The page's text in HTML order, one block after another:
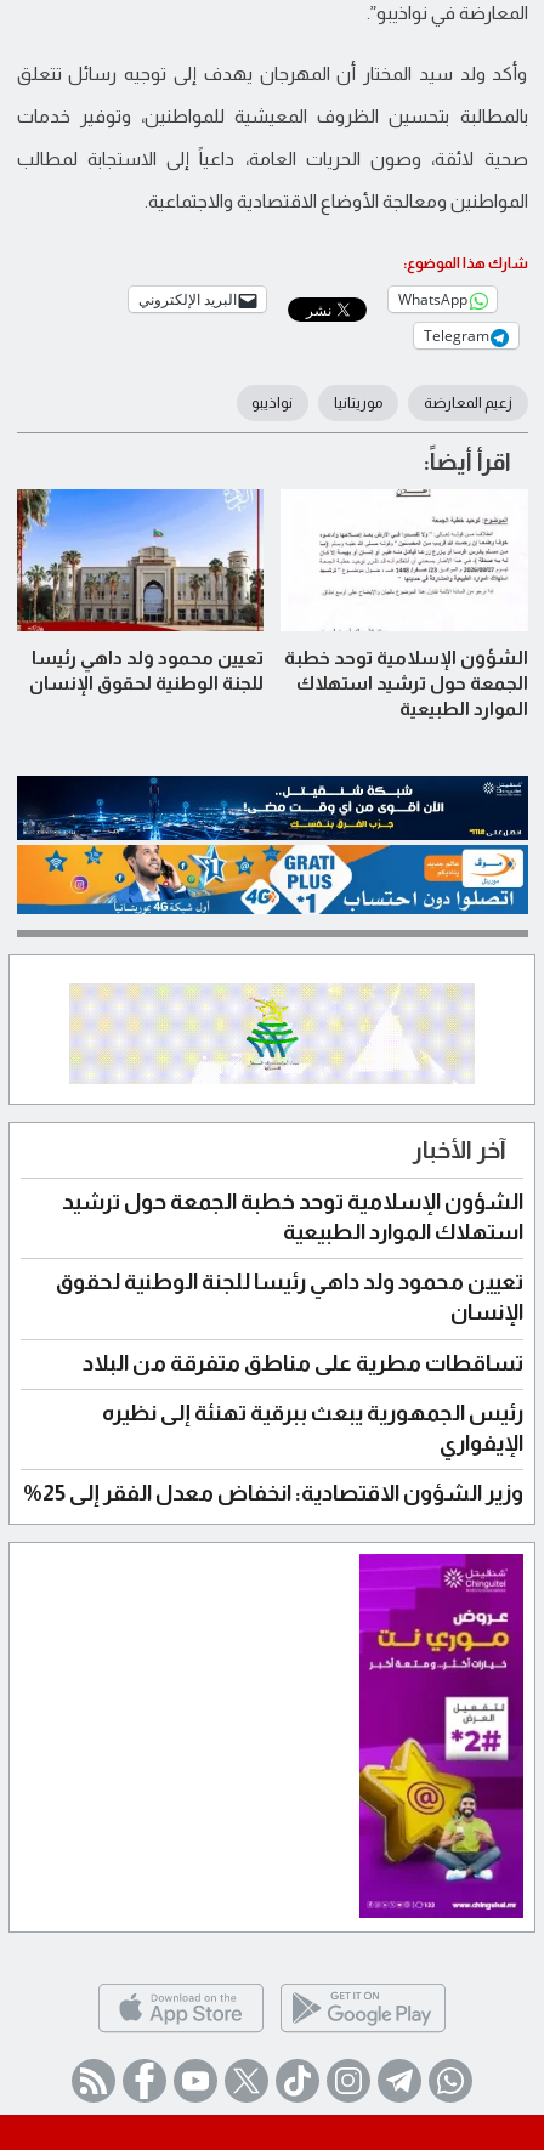
المعارضة في نواذيبو”.
وأكد ولد سيد المختار أن المهرجان يهدف إلى توجيه رسائل تتعلق
بالمطالبة بتحسين الظروف المعيشية للمواطنين، وتوفير خدمات
صحية لائقة، وصون الحريات العامة، داعياً إلى الاستجابة لمطالب
المواطنين ومعالجة الأوضاع الاقتصادية والاجتماعية.
شارك هذا الموضوع:
WhatsApp
البريد الإلكتروني
Telegram
زعيم المعارضة موريتانيا نواذيبو
اقرأ أيضاً:
الشؤون الإسلامية توحد خطبة
الجمعة حول ترشيد استهلاك
الموارد الطبيعية
تعيين محمود ولد داهي رئيسا
للجنة الوطنية لحقوق الإنسان
آخر الأخبار
الشؤون الإسلامية توحد خطبة الجمعة حول ترشيد
استهلاك الموارد الطبيعية
تعيين محمود ولد داهي رئيسا للجنة الوطنية لحقوق
الإنسان
تساقطات مطرية على مناطق متفرقة من البلاد
رئيس الجمهورية يبعث ببرقية تهنئة إلى نظيره
الإيفواري
وزير الشؤون الاقتصادية: انخفاض معدل الفقر إلى 25%